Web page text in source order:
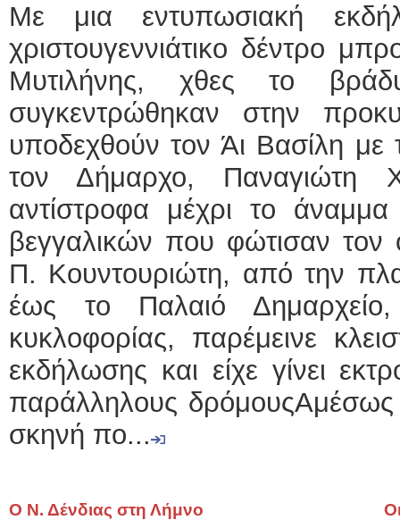
Με μια εντυπωσιακή
χριστουγεννιάτικο δέντρο
Μυτιλήνης, χθες το
συγκεντρώθηκαν στην
υποδεχθούν τον Άι Βασίλη με
τον Δήμαρχο, Παναγιώτη
αντίστροφα μέχρι το
βεγγαλικών που φώτισαν
Π. Κουντουριώτη, από την
έως το Παλαιό
κυκλοφορίας, παρέμεινε
εκδήλωσης και είχε γίνει
παράλληλους
σκηνή πο...
Ο Ν. Δένδιας στη Λήμνο